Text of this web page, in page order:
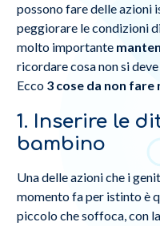
possono fare delle azioni
peggiorare le condizioni
molto importante
ricordare cosa non si
Ecco 3 cose da non fare
1. Inserire le
bambino
Una delle azioni che i
momento fa per istinto è
piccolo che soffoca, con